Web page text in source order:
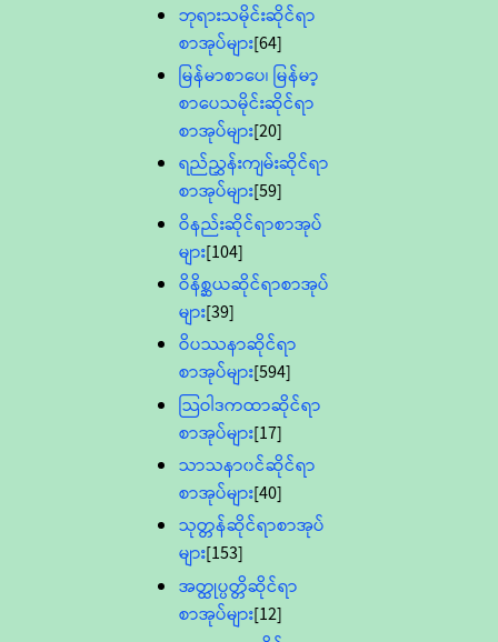
ဘုရားသမိုင်းဆိုင်ရာ
စာအုပ်များ[64]
မြန်မာစာပေ၊ မြန်မာ့
စာပေသမိုင်းဆိုင်ရာ
စာအုပ်များ[20]
ရည်ညွှန်းကျမ်းဆိုင်ရာ
စာအုပ်များ[59]
ဝိနည်းဆိုင်ရာစာအုပ်
များ[104]
ဝိနိစ္ဆယဆိုင်ရာစာအုပ်
များ[39]
ဝိပဿနာဆိုင်ရာ
စာအုပ်များ[594]
သြဝါဒကထာဆိုင်ရာ
စာအုပ်များ[17]
သာသနာ၀င်ဆိုင်ရာ
စာအုပ်များ[40]
သုတ္တန်ဆိုင်ရာစာအုပ်
များ[153]
အတ္ထုပ္ပတ္တိဆိုင်ရာ
စာအုပ်များ[12]